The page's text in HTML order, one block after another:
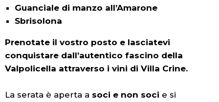
Guanciale di manzo all’Amarone
Sbrisolona
Prenotate il vostro posto e lasciatevi
conquistare dall’autentico fascino della
Valpolicella attraverso i vini di Villa Crine.
La serata è aperta a soci e non soci e si